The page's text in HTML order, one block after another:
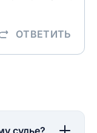
ОТВЕТИТЬ
судье?